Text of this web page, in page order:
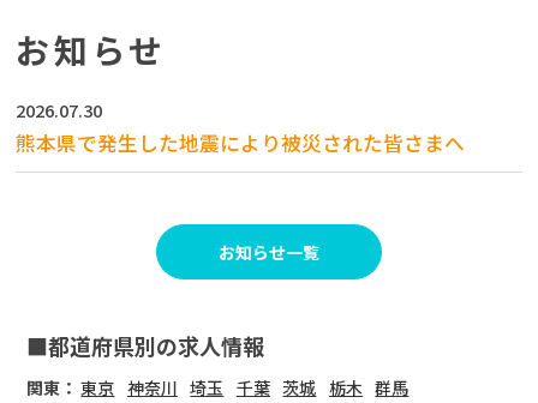
お知らせ
2026.07.30
熊本県で発生した地震により被災された皆さまへ
お知らせ一覧
■都道府県別の求人情報
関東： 東京 神奈川 埼玉 千葉 茨城 栃木 群馬